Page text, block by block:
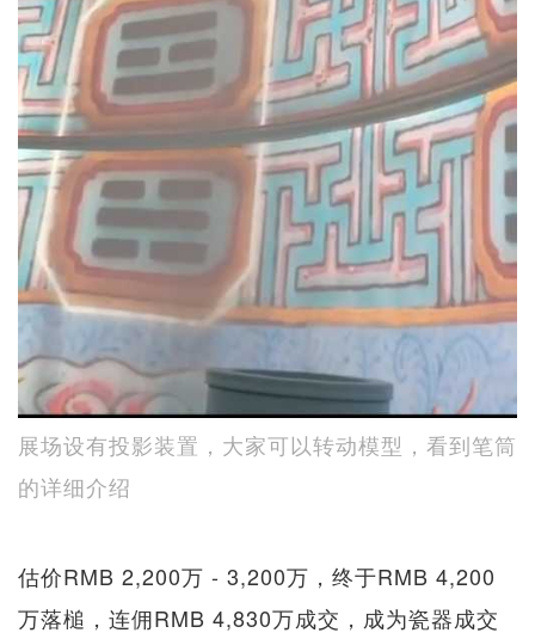
展场设有投影装置，大家可以转动模型，看到笔筒
的详细介绍
估价RMB 2,200万 - 3,200万，终于RMB 4,200
万落槌，连佣RMB 4,830万成交，成为瓷器成交